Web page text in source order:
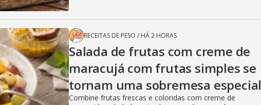
RECEITAS DE PESO / HÁ 2 HORAS
Salada de frutas com creme de
maracujá com frutas simples se
tornam uma sobremesa especial
Combine frutas frescas e coloridas com creme de